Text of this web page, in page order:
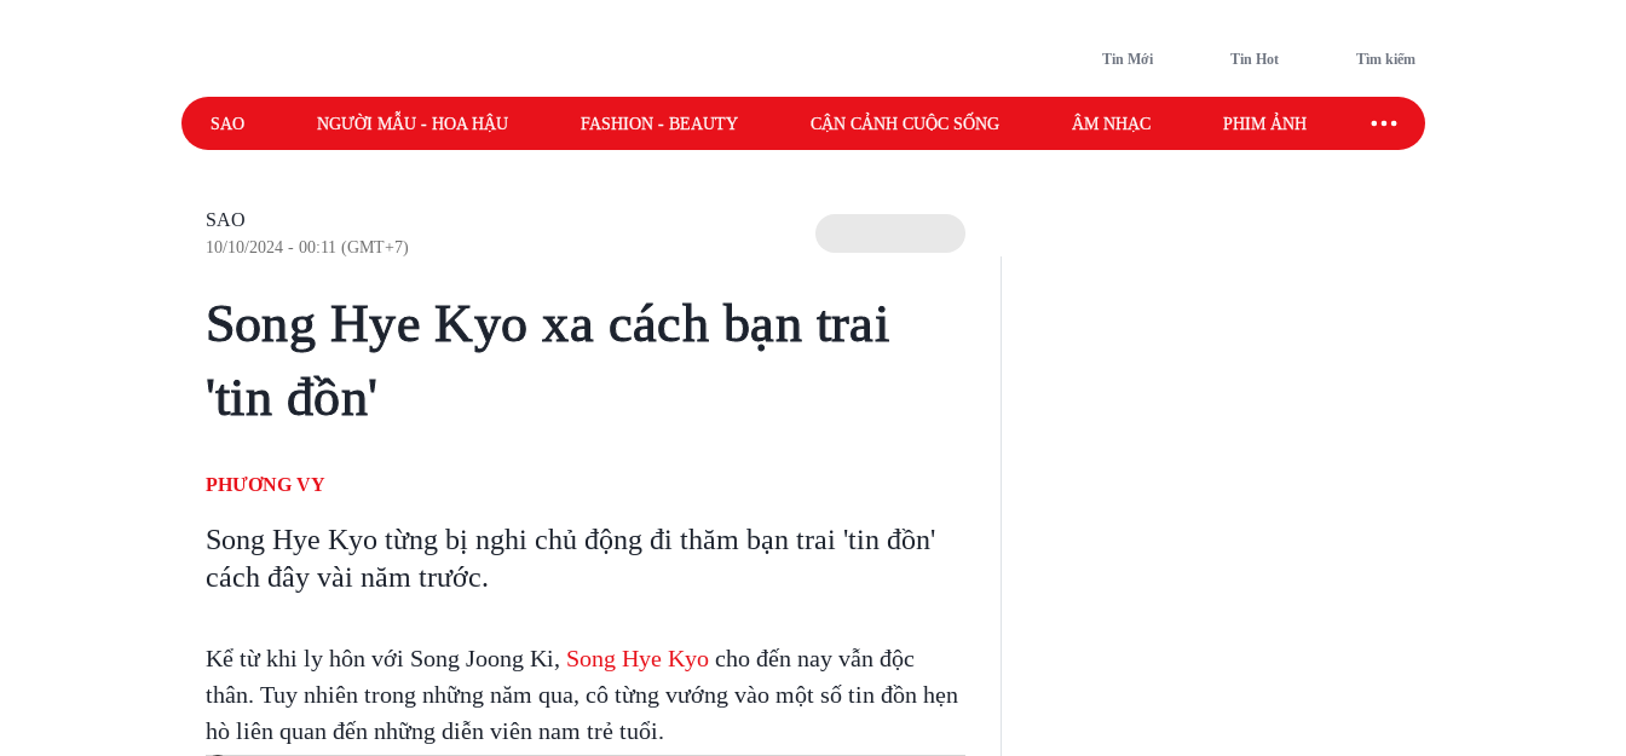
Tin Mới Tin Hot Tìm kiếm
SAO NGƯỜI MẪU - HOA HẬU FASHION - BEAUTY CẬN CẢNH CUỘC SỐNG ÂM NHẠC PHIM ẢNH SAO SPORT
SAO
10/10/2024 - 00:11 (GMT+7)
Song Hye Kyo xa cách bạn trai
'tin đồn'
PHƯƠNG VY
Song Hye Kyo từng bị nghi chủ động đi thăm bạn trai 'tin đồn'
cách đây vài năm trước.
Kể từ khi ly hôn với Song Joong Ki, Song Hye Kyocho đến nay vẫn độc
thân. Tuy nhiên trong những năm qua, cô từng vướng vào một số tin đồn hẹn
hò liên quan đến những diễn viên nam trẻ tuổi.